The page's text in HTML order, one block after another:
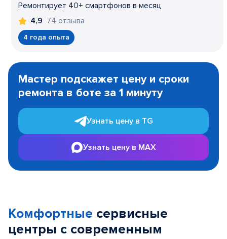
Ремонтирует 40+ смартфонов в месяц
4,9 74 отзыва
4 года опыта
1
Мастер подскажет цену и сроки
ремонта в боте за 1 минуту
Узнать цену в TG
Узнать цену в MAX
Комфортные сервисные
центры с современным